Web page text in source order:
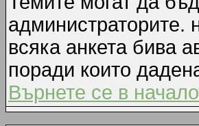
администраторите.
всяка анкета бива
поради които
Върнете се в